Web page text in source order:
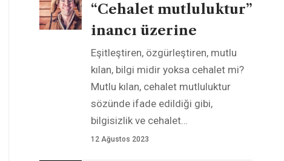
“Cehalet mutluluktur”
inancı üzerine
Eşitleştiren, özgürleştiren, mutlu
kılan, bilgi midir yoksa cehalet mi?
Mutlu kılan, cehalet mutluluktur
sözünde ifade edildiği gibi,
bilgisizlik ve cehalet…
12 Ağustos 2023